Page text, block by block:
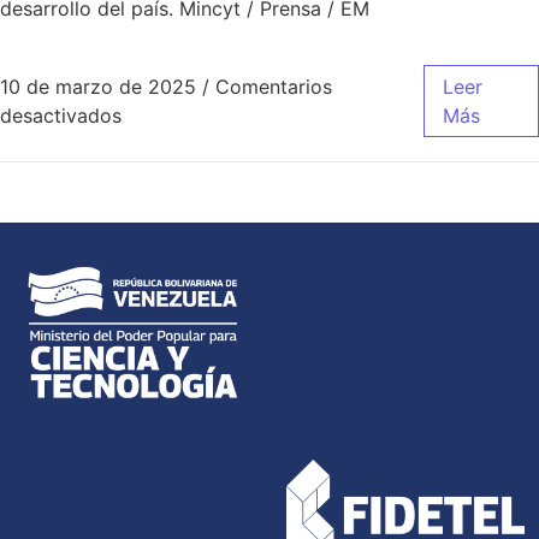
desarrollo del país. Mincyt / Prensa / EM
10 de marzo de 2025 / Comentarios
desactivados
Leer
Más